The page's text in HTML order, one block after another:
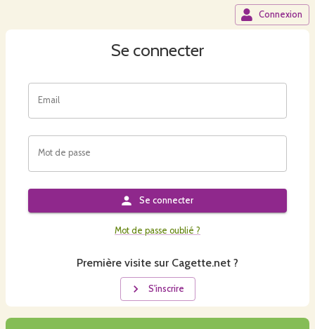
Connexion
Se connecter
Email
Mot de passe
Se connecter
Mot de passe oublié ?
Première visite sur Cagette.net ?
S'inscrire